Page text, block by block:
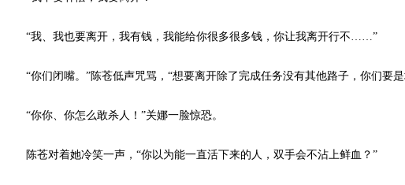
“我、我也要离开，我有钱，我能给你很多很多钱，你让我离开行不……”
“你们闭嘴。”陈苍低声咒骂，“想要离开除了完成任务没有其他路子，你们要
“你你、你怎么敢杀人！”关娜一脸惊恐。
陈苍对着她冷笑一声，“你以为能一直活下来的人，双手会不沾上鲜血？”